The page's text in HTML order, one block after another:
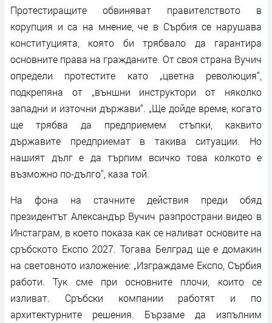
Протестиращите обвиняват правителството в
корупция и са на мнение, че в Сърбия се нарушава
конституцията, която би трябвало да гарантира
основните права на гражданите. От своя страна Вучич
определи протестите като „цветна революция“,
подкрепяна от „външни инструктори от няколко
западни и източни държави“. „Ще дойде време, когато
ще трябва да предприемем стъпки, каквито
държавите предприемат в такива ситуации. Но
нашият дълг е да търпим всичко това колкото е
възможно по-дълго“, каза той.
На фона на стачните действия преди обяд
президентът Александър Вучич разпространи видео в
Инстаграм, в което показа как се наливат основите на
сръбското Експо 2027. Тогава Белград ще е домакин
на световното изложение: „Изграждаме Експо, Сърбия
работи. Тук сме при основните плочи, които се
изливат. Сръбски компании работят и по
архитектурните решения. Бързаме да изпълним